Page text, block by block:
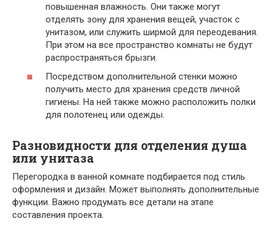
повышенная влажность. Они также могут
отделять зону для хранения вещей, участок с
унитазом, или служить ширмой для переодевания.
При этом на все пространство комнаты не будут
распространяться брызги.
Посредством дополнительной стенки можно
получить место для хранения средств личной
гигиены. На ней также можно расположить полки
для полотенец или одежды.
Разновидности для отделения душа
или унитаза
Перегородка в ванной комнате подбирается под стиль
оформления и дизайн. Может выполнять дополнительные
функции. Важно продумать все детали на этапе
составления проекта.